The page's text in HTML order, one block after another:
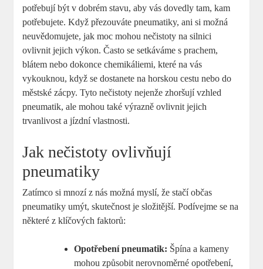
potřebují být v dobrém stavu, aby vás dovedly tam, kam
potřebujete. Když přezouváte pneumatiky, ani si možná
neuvědomujete, jak moc mohou nečistoty na silnici
ovlivnit jejich výkon. Často se setkáváme s prachem,
blátem nebo dokonce chemikáliemi, které na vás
vykouknou, když se dostanete na horskou cestu nebo do
městské zácpy. Tyto nečistoty nejenže zhoršují vzhled
pneumatik, ale mohou také výrazně ovlivnit jejich
trvanlivost a jízdní vlastnosti.
Jak nečistoty ovlivňují
pneumatiky
Zatímco si mnozí z nás možná myslí, že stačí občas
pneumatiky umýt, skutečnost je složitější. Podívejme se na
některé z klíčových faktorů:
Opotřebení pneumatik: Špína a kameny
mohou způsobit nerovnoměrné opotřebení,